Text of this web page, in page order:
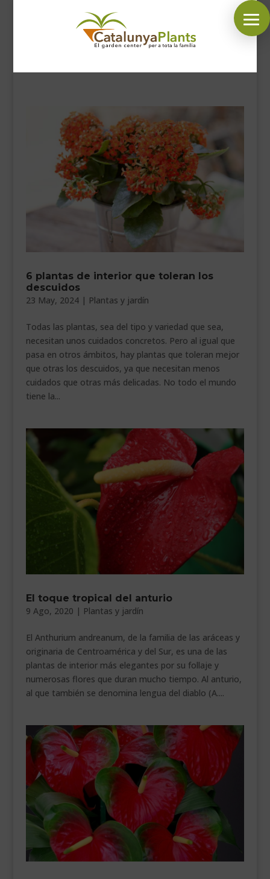
SÍGUENOS EN:
COMPLEMENTOS JARDÍN
DECORACIÓN
___________________________
VEURE EN CATALÀ
6 plantas de interior que toleran los
descuidos
23 May, 2024| Plantas y jardín
Todas las plantas, sea del tipo y variedad que sea,
necesitan unos cuidados concretos. Pero al igual que
pasa en otros ámbitos, hay plantas que toleran mejor
que otras los descuidos, ya que necesitan menos
cuidados que otras más delicadas. No todo el mundo
tiene la...
El toque tropical del anturio
9 Ago, 2020 | Plantas y jardín
El Anthurium andreanum, de la familia de las aráceas y
originaria de Centroamérica y del Sur, es una de las
plantas de interior más elegantes por su follaje y
numerosas flores que duran mucho tiempo. Al anturio,
al que también se denomina lengua del diablo (A....